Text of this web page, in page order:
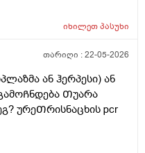
ვიზიდი რო ვიცოდე ამ
იხილეთპასუხი
თარიღი :22-05-2026
ან ჰერპესი) ან
Თუარა
ურეᲗრისნაცხის pcr